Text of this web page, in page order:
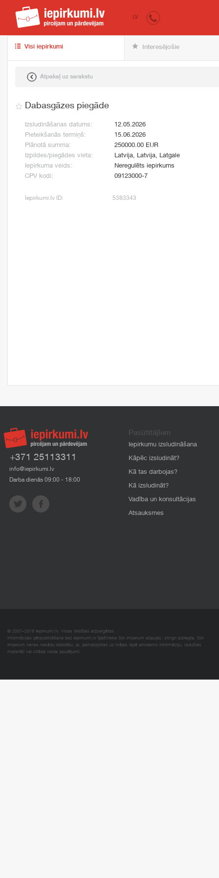
iepirkumi.lv
LV
Visi iepirkumi Interesējošie
Atpakaļ uz sarakstu
Dabasgāzes piegāde
Izsludināšanas datums:
12.05.2026
Pieteikšanās termiņš:
15.06.2026
Plānotā summa:
250000.00 EUR
Izpildes/piegādes vieta:
Latvija, Latvija, Latgale
Iepirkuma veids:
Neregulēts iepirkums
CPV kodi:
09123000-7
Iepirkumi.lv ID: 5383343
+371 25113311
info@iepirkumi.lv
Darba dienās 09:00 - 18:00
Pasūtītājiem
Iepirkumu izsludināšana
Kāpēc izsludināt?
Kā tas darbojas?
Kā izsludināt?
Vadība un konsultācijas
Atsauksmes
© 2007–2018 Iepirkumi.lv. Visas tiesības aizsargātas.
Informācijas pārpublicēšana bez iepirkumi.lv īpašnieka SIA Imperum atļaujas, stingri aizliegta. SIA
Imperum nenes nekādu atbildību, ja, pamatojoties uz mājas lapā atrodamo informāciju, radušies
materiāli vai citāda veida zaudējumi.